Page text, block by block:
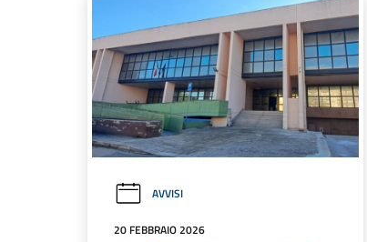
AVVISI
20 FEBBRAIO 2026